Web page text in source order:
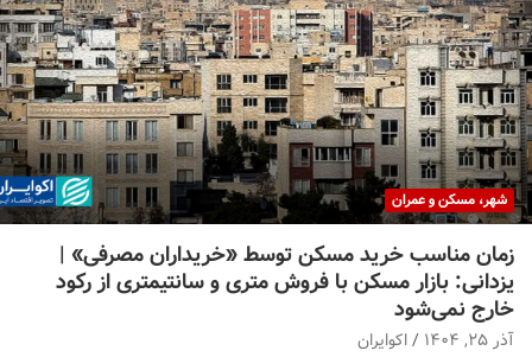
شهر، مسکن و عمران
زمان مناسب خرید مسکن توسط «خریداران مصرفی» |
یزدانی: بازار مسکن با فروش متری و سانتیمتری از رکود
خارج نمی‌شود
آذر ۲۵, ۱۴۰۴ اکوایران